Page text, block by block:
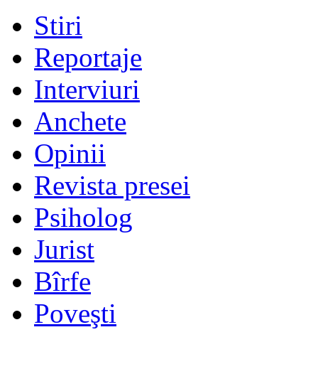
Stiri
Reportaje
Interviuri
Anchete
Opinii
Revista presei
Psiholog
Jurist
Bîrfe
Poveşti